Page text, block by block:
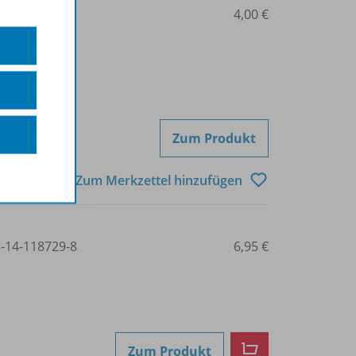
4,00 €
Zum Produkt
Zum Merkzettel hinzufügen
14-118729-8 6,95 €
Zum Produkt